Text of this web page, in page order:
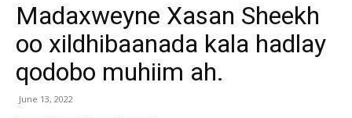
Madaxweyne Xasan Sheekh
oo xildhibaanada kala hadlay
qodobo muhiim ah.
June 13, 2022